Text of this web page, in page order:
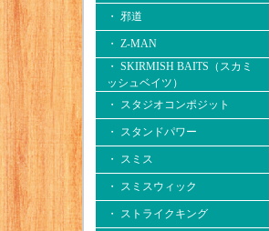
・ 邪道
・ Z-MAN
・ SKIRMISH BAITS（スカミ
ッシュベイツ）
・ スタジオコンポジット
・ スタンドパワー
・ スミス
・ スミスウィック
・ ストライクキング